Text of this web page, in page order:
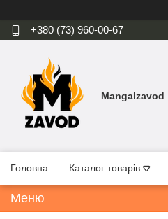
+380 (73) 960-00-67
Mangalzavod
Головна Каталог товарів